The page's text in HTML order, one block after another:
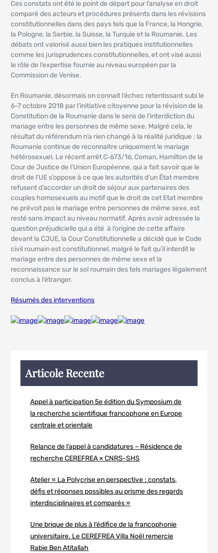
Ces constats ont été le point de départ pour l’analyse en droit
comparé des acteurs et procédures présents dans les révisions
constitutionnelles dans des pays tels que la France, la Hongrie,
la Pologne, la Serbie, la Suisse, la Turquie et la Roumanie. Les
débats ont valorisé aussi bien les pratiques institutionnelles
comme les jurisprudences constitutionnelles, et ont visé aussi
le rôle de l’expertise fournie au niveau européen par la
Commission de Venise.
En Roumanie, désormais on connait l’échec retentissant subi le
6-7 octobre 2018 par l’initiative citoyenne pour la révision de la
Constitution de la Roumanie dans le sens de l’interdiction du
mariage entre les personnes de même sexe. Malgré cela, le
résultat du référendum n’a rien changé à la réalité juridique : la
Roumanie continue de reconnaitre uniquement le mariage
hétérosexuel. Le récent arrêt C‑673/16, Coman, Hamilton de la
Cour de Justice de l’Union Européenne, qui a fait savoir que le
droit de l’UE s’oppose à ce que les autorités d’un État membre
refusent d’accorder un droit de séjour aux partenaires des
couples homosexuels au motif que le droit de cet Etat membre
ne prévoit pas le mariage entre personnes de même sexe, est
resté sans impact au niveau normatif. Après avoir adressée la
question préjudicielle qui a été à l’origine de cette affaire
devant la CJUE, la Cour Constitutionnelle a décidé que le Code
civil roumain est constitutionnel, malgré le fait qu’il interdit le
mariage entre des personnes de même sexe et la
reconnaissance sur le sol roumain des tels mariages légalement
conclus à l’étranger.
Résumés des interventions
Articole Recente
Appel à participation 5e édition du Symposium de
la recherche scientifique francophone en Europe
centrale et orientale
Relance de l’appel à candidatures – Résidence de
recherche CEREFREA × CNRS-SHS
Atelier « La Polycrise en perspective : constats,
défis et réponses possibles au prisme des regards
interdisciplinaires et comparés »
Une brique de plus à l’édifice de la francophonie
universitaire. Le CEREFREA Villa Noël remercie
Rabie Ben Atitallah